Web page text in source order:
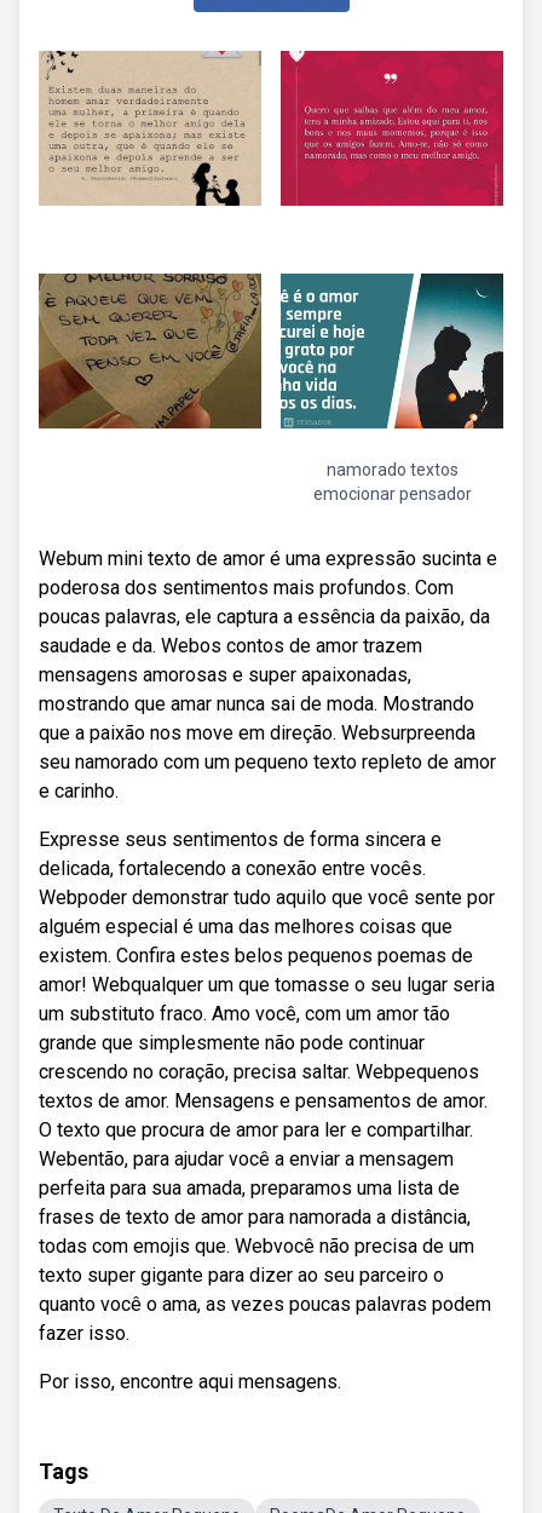
namorado textos
emocionar pensador
Webum mini texto de amor é uma expressão sucinta e
poderosa dos sentimentos mais profundos. Com
poucas palavras, ele captura a essência da paixão, da
saudade e da. Webos contos de amor trazem
mensagens amorosas e super apaixonadas,
mostrando que amar nunca sai de moda. Mostrando
que a paixão nos move em direção. Websurpreenda
seu namorado com um pequeno texto repleto de amor
e carinho.
Expresse seus sentimentos de forma sincera e
delicada, fortalecendo a conexão entre vocês.
Webpoder demonstrar tudo aquilo que você sente por
alguém especial é uma das melhores coisas que
existem. Confira estes belos pequenos poemas de
amor! Webqualquer um que tomasse o seu lugar seria
um substituto fraco. Amo você, com um amor tão
grande que simplesmente não pode continuar
crescendo no coração, precisa saltar. Webpequenos
textos de amor. Mensagens e pensamentos de amor.
O texto que procura de amor para ler e compartilhar.
Webentão, para ajudar você a enviar a mensagem
perfeita para sua amada, preparamos uma lista de
frases de texto de amor para namorada a distância,
todas com emojis que. Webvocê não precisa de um
texto super gigante para dizer ao seu parceiro o
quanto você o ama, as vezes poucas palavras podem
fazer isso.
Por isso, encontre aqui mensagens.
Tags